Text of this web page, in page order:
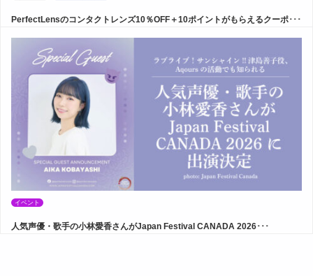
PerfectLensのコンタクトレンズ10％OFF＋10ポイントがもらえるクーポ･･･
イベント
人気声優・歌手の小林愛香さんがJapan Festival CANADA 2026･･･